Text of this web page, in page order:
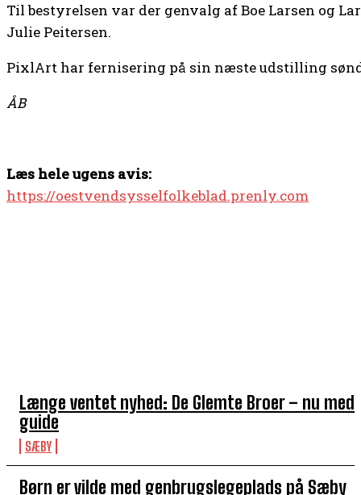
Længe ventet nyhed: De Glemte Broer – nu med
guide
SÆBY
Børn er vilde med genbrugslegeplads på Sæby
Til bestyrelsen var der genvalg af Boe Larsen og
Julie Peitersen.
PixlArt har fernisering på sin næste udstilling
ÅB
Læs hele ugens avis:
https://oestvendsysselfolkeblad.prenly.com